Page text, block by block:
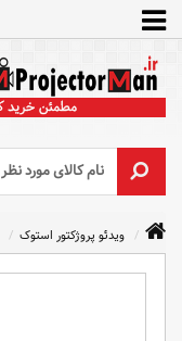
ویدئو پروژکتور استوک